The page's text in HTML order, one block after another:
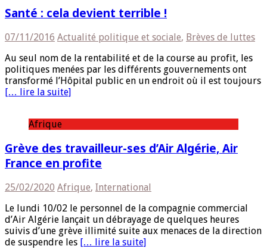
Santé : cela devient terrible !
07/11/2016 Actualité politique et sociale, Brèves de luttes
Au seul nom de la rentabilité et de la course au profit, les
politiques menées par les différents gouvernements ont
transformé l’Hôpital public en un endroit où il est toujours
[… lire la suite]
Afrique
Grève des travailleur-ses d’Air Algérie, Air
France en profite
25/02/2020 Afrique, International
Le lundi 10/02 le personnel de la compagnie commercial
d’Air Algérie lançait un débrayage de quelques heures
suivis d’une grève illimité suite aux menaces de la direction
de suspendre les [… lire la suite]